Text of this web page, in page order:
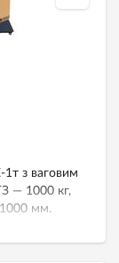
1т з ваговим
— 1000 кг,
мм.